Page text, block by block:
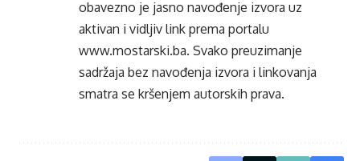
obavezno je jasno navođenje izvora uz
aktivan i vidljiv link prema portalu
www.mostarski.ba. Svako preuzimanje
sadržaja bez navođenja izvora i linkovanja
smatra se kršenjem autorskih prava.